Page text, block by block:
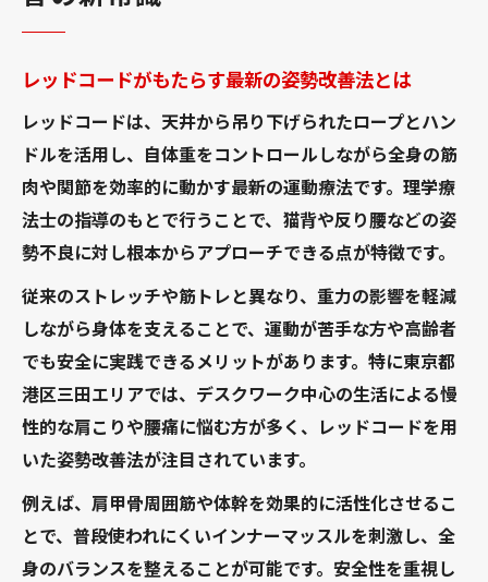
理学療法士監修の姿勢ケアをレッドコードで体
理学療法士の専門性が光るレッドコード活
用法
レッドコードで実現する個別姿勢ケアの流
れ
体験で分かるレッドコードのサポート力
レッドコードを用いた正しい姿勢指導のコ
ツ
慢性的な不調に悩む方へレッドコードの実践効
果
レッドコードが慢性的な腰痛に与える好影
響
肩こりや膝痛へのレッドコードの活用事例
レッドコードがもたらす最新の姿勢改善法とは
レッドコードは、天井から吊り下げられたロープとハン
ドルを活用し、自体重をコントロールしながら全身の筋
肉や関節を効率的に動かす最新の運動療法です。理学療
法士の指導のもとで行うことで、猫背や反り腰などの姿
勢不良に対し根本からアプローチできる点が特徴です。
従来のストレッチや筋トレと異なり、重力の影響を軽減
しながら身体を支えることで、運動が苦手な方や高齢者
でも安全に実践できるメリットがあります。特に東京都
港区三田エリアでは、デスクワーク中心の生活による慢
性的な肩こりや腰痛に悩む方が多く、レッドコードを用
いた姿勢改善法が注目されています。
例えば、肩甲骨周囲筋や体幹を効果的に活性化させるこ
とで、普段使われにくいインナーマッスルを刺激し、全
身のバランスを整えることが可能です。安全性を重視し